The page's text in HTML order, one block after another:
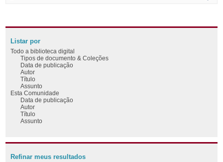
Listar por
Todo a biblioteca digital
Tipos de documento & Coleções
Data de publicação
Autor
Título
Assunto
Esta Comunidade
Data de publicação
Autor
Título
Assunto
Refinar meus resultados